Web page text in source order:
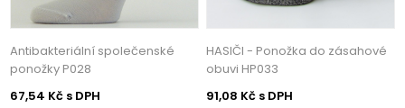
Antibakteriální společenské
ponožky P028
67,54 Kč s DPH
HASIČI - Ponožka do zásahové
obuvi HP033
91,08 Kč s DPH